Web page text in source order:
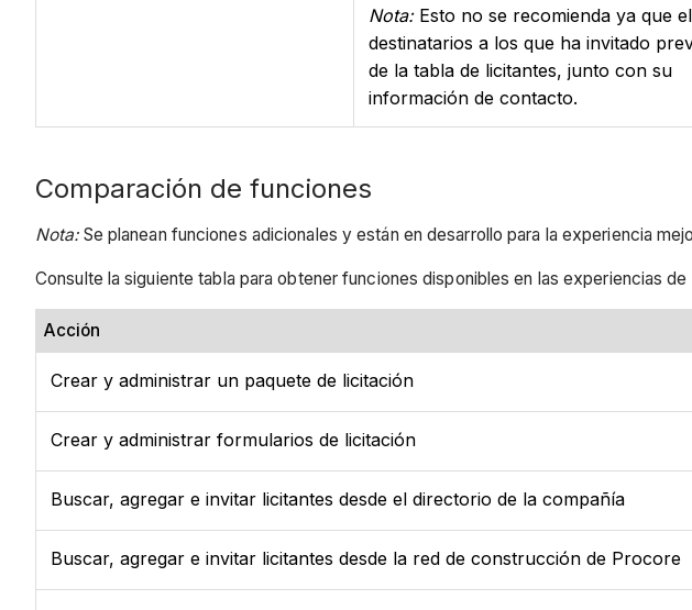
Nota:Esto no se recomienda ya que
destinatarios a los que ha invitado
de la tabla de licitantes, junto con su
información de contacto.
Comparación de funciones
Nota: Se planean funciones adicionales y están en desarrollo para la experiencia
Consulte la siguiente tabla para obtener funciones disponibles en las experiencias
Acción
Crear y administrar un paquete de licitación
Crear y administrar formularios de licitación
Buscar, agregar e invitar licitantes desde el directorio de la compañía
Buscar, agregar e invitar licitantes desde la red de construcción de Procore